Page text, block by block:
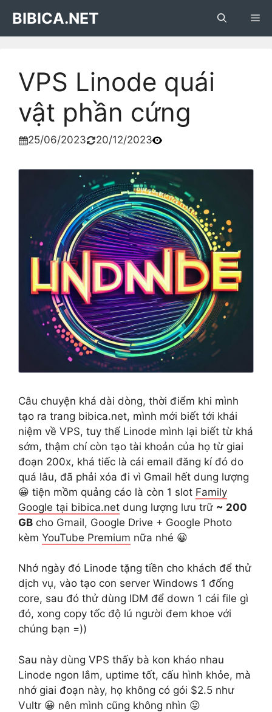
content
BIBICA.NET
VPS Linode quái
vật phần cứng
25/06/202320/12/2023
Câu chuyện khá dài dòng, thời điểm khi mình
tạo ra trang bibica.net, mình mới biết tới khái
niệm về VPS, tuy thế Linode mình lại biết từ khá
sớm, thậm chí còn tạo tài khoản của họ từ giai
đoạn 200x, khá tiếc là cái email đăng kí đó do
quá lâu, đã phải xóa đi vì Gmail hết dung lượng
😀 tiện mồm quảng cáo là còn 1 slot Family
Google tại bibica.net dung lượng lưu trữ ~ 200
GB cho Gmail, Google Drive + Google Photo
kèm YouTube Premium nữa nhé 😀
Nhớ ngày đó Linode tặng tiền cho khách để thử
dịch vụ, vào tạo con server Windows 1 đống
core, sau đó thử dùng IDM để down 1 cái file gì
đó, xong copy tốc độ lú người đem khoe với
chúng bạn =))
Sau này dùng VPS thấy bà kon kháo nhau
Linode ngon lắm, uptime tốt, cấu hình khỏe, mà
nhớ giai đoạn này, họ không có gói $2.5 như
Vultr 😀 nên mình cũng không nhìn 😛